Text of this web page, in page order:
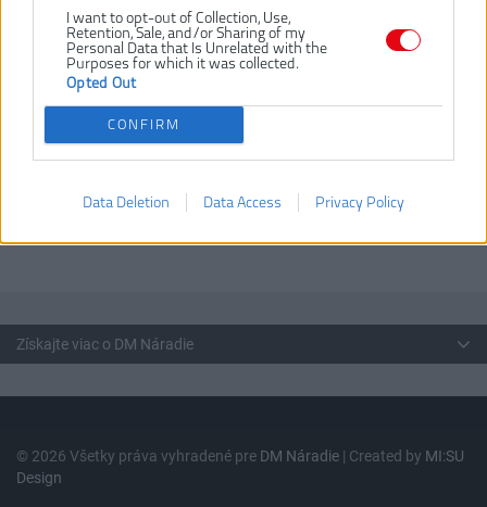
I want to opt-out of Collection, Use,
Retention, Sale, and/or Sharing of my
Personal Data that Is Unrelated with the
Purposes for which it was collected.
Opted Out
CONFIRM
Data Deletion Data Access Privacy Policy
Číslo produktu:
Blades for Oscillating Tool
Výrobca:
AEG
EAN kód:
Záruka:
24 mesiacov
Každé balenie plátkov obsahuje obe tesniace podložky
Získajte viac o DM Náradie
© 2026 Všetky práva vyhradené pre DM Náradie | Created by MI:SU
Design